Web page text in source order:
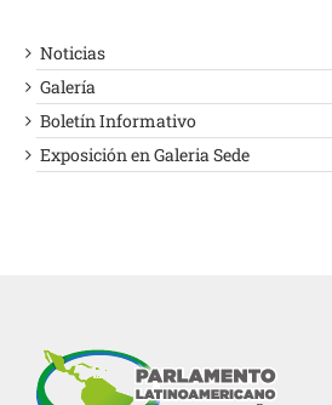
Noticias
Galería
Boletín Informativo
Exposición en Galeria Sede